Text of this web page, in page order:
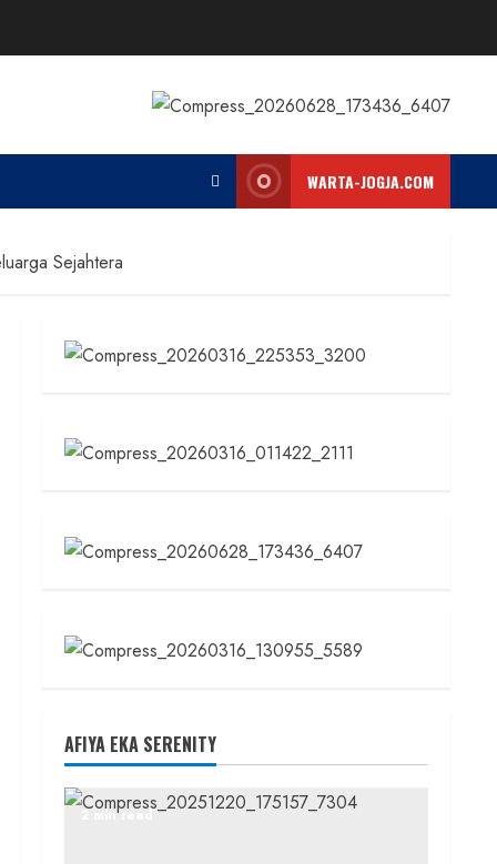
WARTA-JOGJA.COM
Sejahtera
AFIYA EKA SERENITY
2 min read